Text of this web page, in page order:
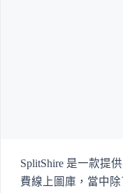
SplitShire 是一款提
費線上圖庫，當中